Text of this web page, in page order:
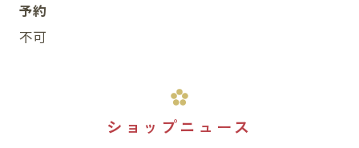
予約
不可
ショップニュース